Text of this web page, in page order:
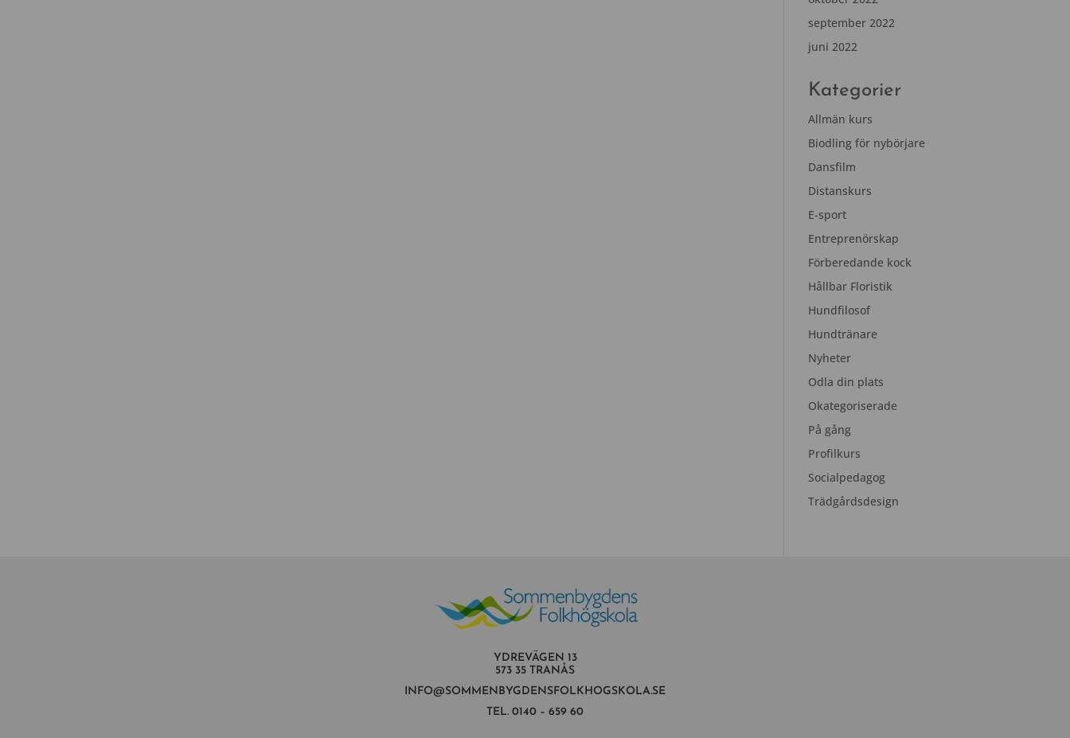
september 2022
juni 2022
Kategorier
Allmän kurs
Biodling för nybörjare
Dansfilm
Distanskurs
E-sport
Entreprenörskap
Förberedande kock
Hållbar Floristik
Hundfilosof
Hundtränare
Nyheter
Odla din plats
Okategoriserade
På gång
Profilkurs
Socialpedagog
Trädgårdsdesign
YDREVÄGEN 13
573 35 TRANÅS
INFO@SOMMENBYGDENSFOLKHOGSKOLA.SE
TEL. 0140 – 659 60